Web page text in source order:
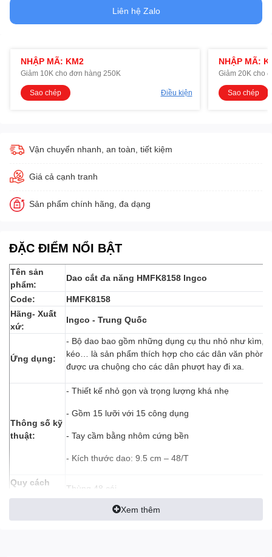
Liên hệ Zalo
NHẬP MÃ: KM2
Giảm 10K cho đơn hàng 250K
Sao chép Điều kiện
NHẬP MÃ:
Giảm 20K cho
Sao chép
Vận chuyển nhanh, an toàn, tiết kiệm
Giá cả cạnh tranh
Sản phẩm chính hãng, đa dạng
ĐẶC ĐIỂM NỔI BẬT
Tên sản
phẩm:
Dao cắt đa năng HMFK8158 Ingco
Code:
HMFK8158
Hãng- Xuất
xứ:
Ingco - Trung Quốc
Ứng dụng:
- Bộ dao bao gồm những dụng cụ thu nhỏ như kìm,
kéo… là sản phẩm thích hợp cho các dân văn
được ưa chuộng cho các dân phượt hay đi xa.
Thông số kỹ
thuật:
- Thiết kế nhỏ gọn và trọng lượng khá nhẹ
- Gồm 15 lưỡi với 15 công dụng
- Tay cầm bằng nhôm cứng bền
- Kích thước dao: 9.5 cm – 48/T
Quy cách
Thùng 48 cái
Xem thêm